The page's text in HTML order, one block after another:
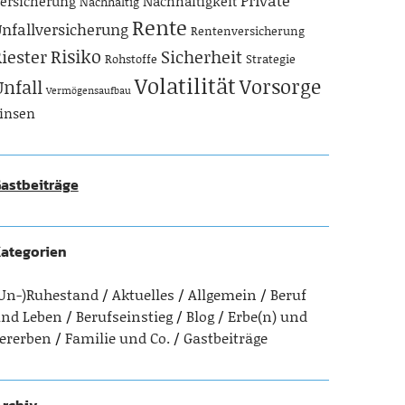
Rente Rentenversicherung
Risiko Rohstoffe Sicherheit Strategie
Vermögensaufbau VolatilitätVorsorge
)Ruhestand Aktuelles Allgemein
Beruf
Leben
Berufseinstieg Blog
Erbe(n) und
Familie und Co. Gastbeiträge